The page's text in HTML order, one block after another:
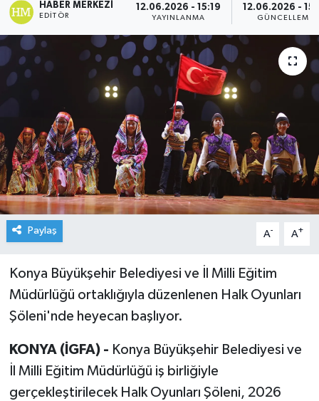
HABER MERKEZI
EDITÖR
12.06.2026 - 15:19
YAYINLANMA
12.06.2026 -
GÜNCELLEME
Paylaş A- A+
Konya Büyükşehir Belediyesi ve İl Milli Eğitim
Müdürlüğü ortaklığıyla düzenlenen Halk Oyunları
Şöleni'nde heyecan başlıyor.
KONYA (İGFA) - Konya Büyükşehir Belediyesi ve
İl Milli Eğitim Müdürlüğü iş birliğiyle
gerçekleştirilecek Halk Oyunları Şöleni, 2026